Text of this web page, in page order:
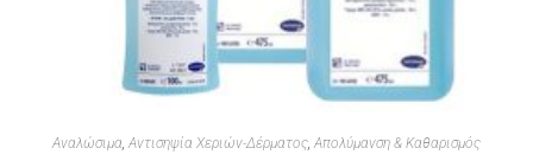
Αναλώσιμα, Αντισηψία Χεριών-Δέρματος, Απολύμανση & Καθαρισμός